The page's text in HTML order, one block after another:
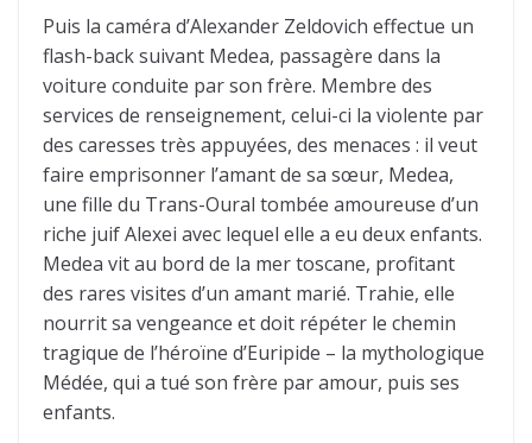
Puis la caméra d’Alexander Zeldovich effectue un
flash-back suivant Medea, passagère dans la
voiture conduite par son frère. Membre des
services de renseignement, celui-ci la violente par
des caresses très appuyées, des menaces : il veut
faire emprisonner l’amant de sa sœur, Medea,
une fille du Trans-Oural tombée amoureuse d’un
riche juif Alexei avec lequel elle a eu deux enfants.
Medea vit au bord de la mer toscane, profitant
des rares visites d’un amant marié. Trahie, elle
nourrit sa vengeance et doit répéter le chemin
tragique de l’héroïne d’Euripide – la mythologique
Médée, qui a tué son frère par amour, puis ses
enfants.